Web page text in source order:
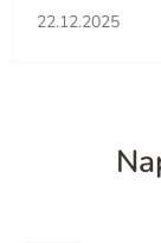
Hodnotenie
22.12.2025